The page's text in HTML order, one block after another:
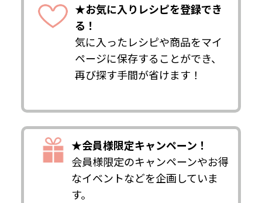
★お気に入りレシピを登録でき
る！
気に入ったレシピや商品をマイ
ページに保存することができ、
再び探す手間が省けます！
★会員様限定キャンペーン！
会員様限定のキャンペーンやお得
なイベントなどを企画していま
す。